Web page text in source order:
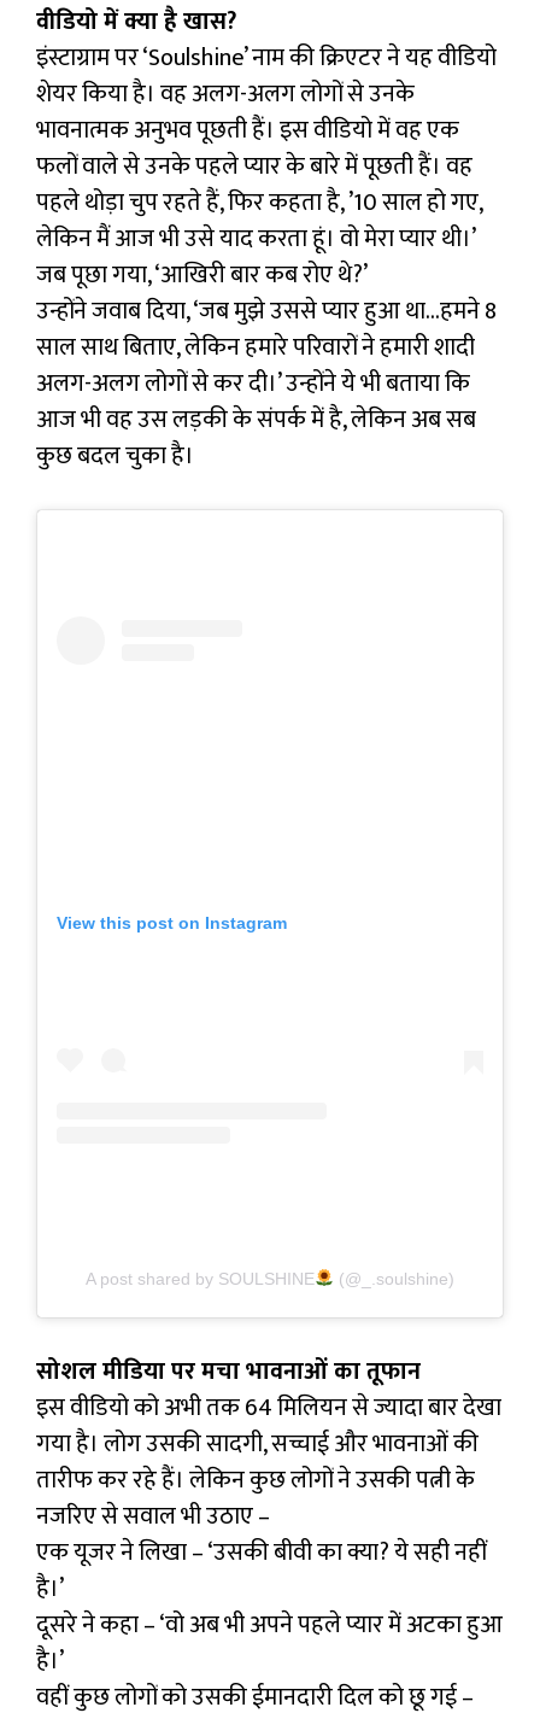
वीडियो में क्या है खास?
इंस्टाग्राम पर ‘Soulshine’ नाम की क्रिएटर ने यह वीडियो
शेयर किया है। वह अलग-अलग लोगों से उनके
भावनात्मक अनुभव पूछती हैं। इस वीडियो में वह एक
फलों वाले से उनके पहले प्यार के बारे में पूछती हैं। वह
पहले थोड़ा चुप रहते हैं, फिर कहता है, ’10 साल हो गए,
लेकिन मैं आज भी उसे याद करता हूं। वो मेरा प्यार थी।’
जब पूछा गया, ‘आखिरी बार कब रोए थे?’
उन्होंने जवाब दिया, ‘जब मुझे उससे प्यार हुआ था…हमने 8
साल साथ बिताए, लेकिन हमारे परिवारों ने हमारी शादी
अलग-अलग लोगों से कर दी।’ उन्होंने ये भी बताया कि
आज भी वह उस लड़की के संपर्क में है, लेकिन अब सब
कुछ बदल चुका है।
View this post on Instagram
A post shared by SOULSHINE (@_.soulshine)
सोशल मीडिया पर मचा भावनाओं का तूफान
इस वीडियो को अभी तक 64 मिलियन से ज्यादा बार देखा
गया है। लोग उसकी सादगी, सच्चाई और भावनाओं की
तारीफ कर रहे हैं। लेकिन कुछ लोगों ने उसकी पत्नी के
नजरिए से सवाल भी उठाए –
एक यूजर ने लिखा – ‘उसकी बीवी का क्या? ये सही नहीं
है।’
दूसरे ने कहा – ‘वो अब भी अपने पहले प्यार में अटका हुआ
है।’
वहीं कुछ लोगों को उसकी ईमानदारी दिल को छू गई –